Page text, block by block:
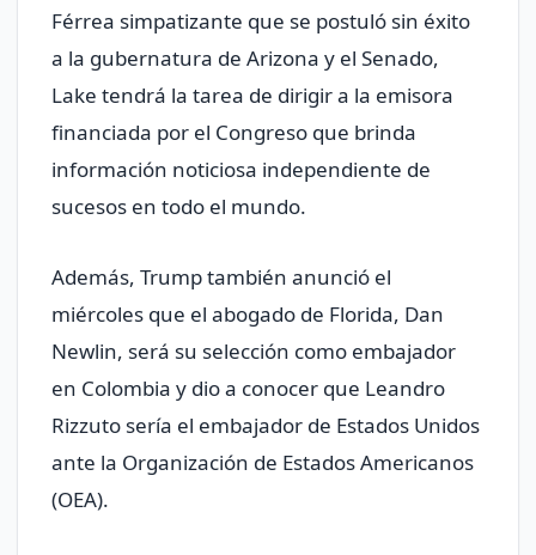
Férrea simpatizante que se postuló sin éxito
a la gubernatura de Arizona y el Senado,
Lake tendrá la tarea de dirigir a la emisora
financiada por el Congreso que brinda
información noticiosa independiente de
sucesos en todo el mundo.
Además, Trump también anunció el
miércoles que el abogado de Florida, Dan
Newlin, será su selección como embajador
en Colombia y dio a conocer que Leandro
Rizzuto sería el embajador de Estados Unidos
ante la Organización de Estados Americanos
(OEA).